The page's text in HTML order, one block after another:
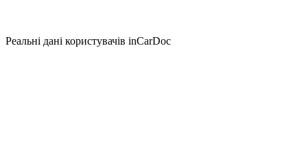
Реальні дані користувачів inCarDoc